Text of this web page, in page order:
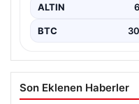
ALTIN
BTC
Son Eklenen Haberler